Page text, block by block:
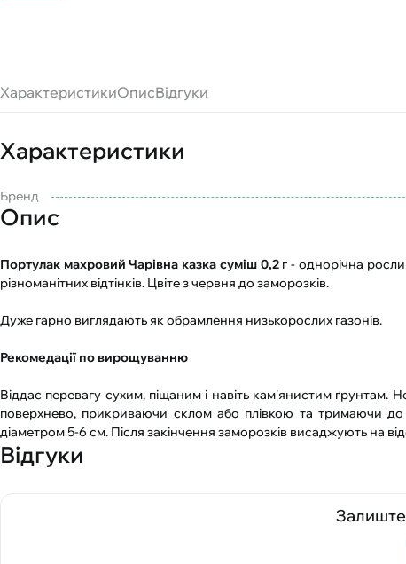
ХарактеристикиОписВідгуки
Характеристики
Бренд
Опис
Портулак махровий Чарівна казка суміш 0,2г - однорічна
різноманітних відтінків. Цвіте з червня до заморозків.
Дуже гарно виглядають як обрамлення низькорослих газонів.
Рекомедації по вирощуванню
Віддає перевагу сухим, піщаним і навіть кам'янистим ґрунтам.
поверхнево, прикриваючи склом або плівкою та тримаючи до
діаметром 5-6 см. Після закінчення заморозків висаджують на
Відгуки
Залиште